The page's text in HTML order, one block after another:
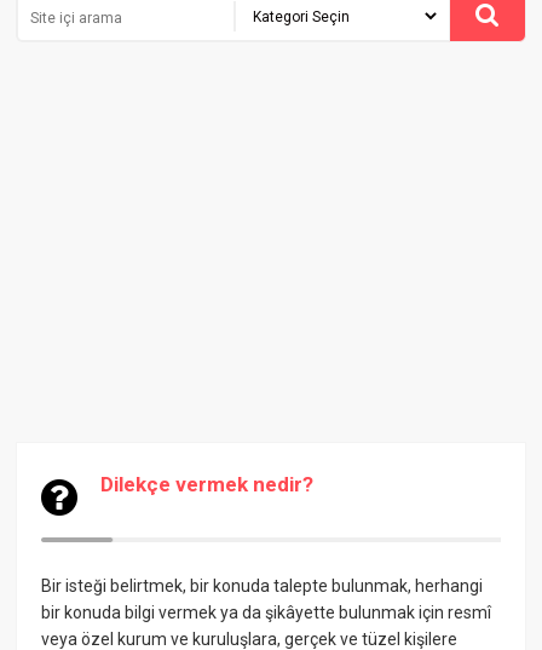
Dilekçe vermek nedir?
Bir isteği belirtmek, bir konuda talepte bulunmak, herhangi
bir konuda bilgi vermek ya da şikâyette bulunmak için resmî
veya özel kurum ve kuruluşlara, gerçek ve tüzel kişilere